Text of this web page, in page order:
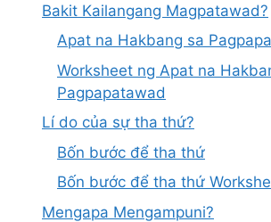
Bakit Kailangang Magpatawad?
Apat na Hakbang sa
Worksheet ng Apat na
Pagpapatawad
Lí do của sự tha thứ?
Bốn bước để tha thứ
Bốn bước để tha thứ
Mengapa Mengampuni?